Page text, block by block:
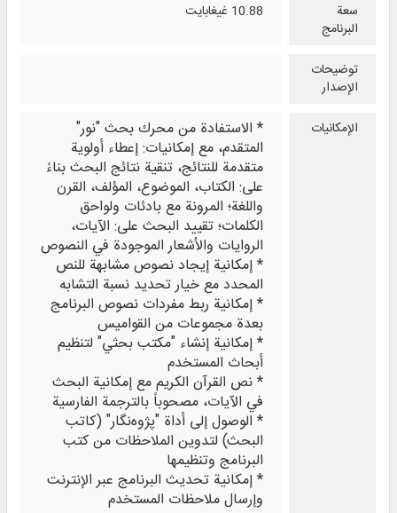
سعة
البرنامج
10.88 غيغابايت
توضيحات
الإصدار
الإمكانيات
* الاستفادة من محرك بحث "نور"
المتقدم، مع إمكانيات: إعطاء أولوية
متقدمة للنتائج، تنقية نتائج البحث بناءً
على: الكتاب، الموضوع، المؤلف، القرن
واللغة؛ المرونة مع بادئات ولواحق
الكلمات؛ تقييد البحث على: الآيات،
الروايات والأشعار الموجودة في النصوص
* إمكانية إيجاد نصوص مشابهة للنص
المحدد مع خيار تحديد نسبة التشابه
* إمكانية ربط مفردات نصوص البرنامج
بعدة مجموعات من القواميس
* إمكانية إنشاء "مكتب بحثي" لتنظيم
أبحاث المستخدم
* نص القرآن الكريم مع إمكانية البحث
في الآيات، مصحوباً بالترجمة الفارسية
* الوصول إلى أداة "پژوه‌نگار" (كاتب
البحث) لتدوين الملاحظات من كتب
البرنامج وتنظيمها
* إمكانية تحديث البرنامج عبر الإنترنت
وإرسال ملاحظات المستخدم